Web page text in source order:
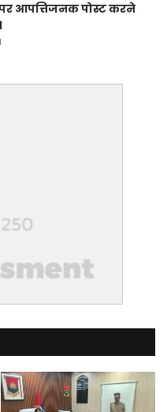
आपत्तिजनक पोस्ट करने